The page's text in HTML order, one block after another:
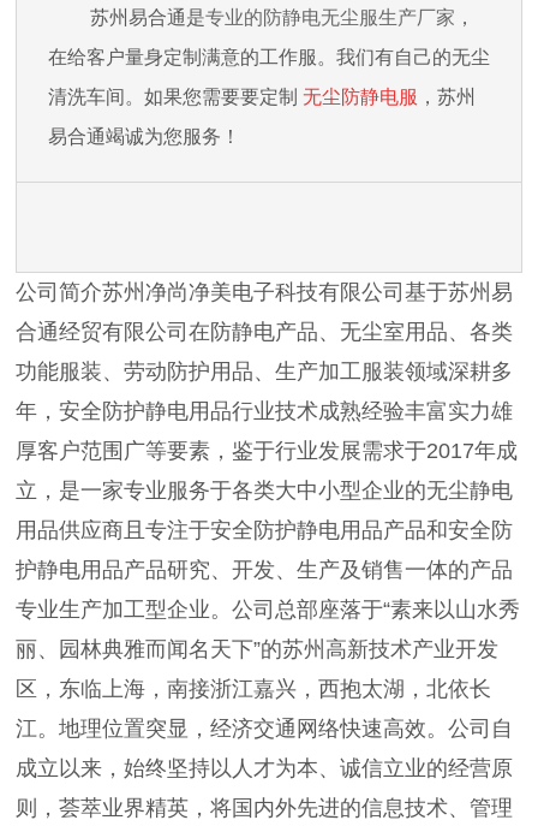
苏州易合通是专业的防静电无尘服生产厂家 ，
在给客户量身定制满意的工作服。我们有自己的无尘
清洗车间。如果您需要要定制 无尘防静电服 ，苏州
易合通竭诚为您服务！
公司简介苏州净尚净美电子科技有限公司基于苏州易
合通经贸有限公司在防静电产品、无尘室用品、各类
功能服装、劳动防护用品、生产加工服装领域深耕多
年，安全防护静电用品行业技术成熟经验丰富实力雄
厚客户范围广等要素，鉴于行业发展需求于2017年成
立，是一家专业服务于各类大中小型企业的无尘静电
用品供应商且专注于安全防护静电用品产品和安全防
护静电用品产品研究、开发、生产及销售一体的产品
专业生产加工型企业。公司总部座落于“素来以山水秀
丽、园林典雅而闻名天下”的苏州高新技术产业开发
区，东临上海，南接浙江嘉兴，西抱太湖，北依长
江。地理位置突显，经济交通网络快速高效。公司自
成立以来，始终坚持以人才为本、诚信立业的经营原
则，荟萃业界精英，将国内外先进的信息技术、管理